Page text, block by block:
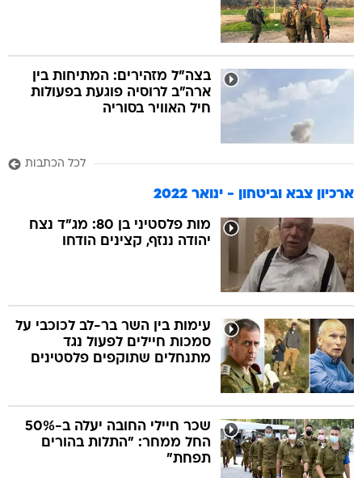
בצה"ל מזהירים: המתיחות בין
ארה"ב לרוסיה פוגעת בפעולות
חיל האוויר בסוריה
לכל הכתבות
ארכיון צבא וביטחון - ינואר 2022
מות פלסטיני בן 80: מג"ד נצח
יהודה ננזף, קצינים הודחו
עימות בין השר בר-לב לכוכבי על
סמכות חיילים לפעול נגד
מתנחלים שתוקפים פלסטינים
שכר חיילי החובה יעלה ב-50%
החל ממחר: "התלות בהורים
תפחת"